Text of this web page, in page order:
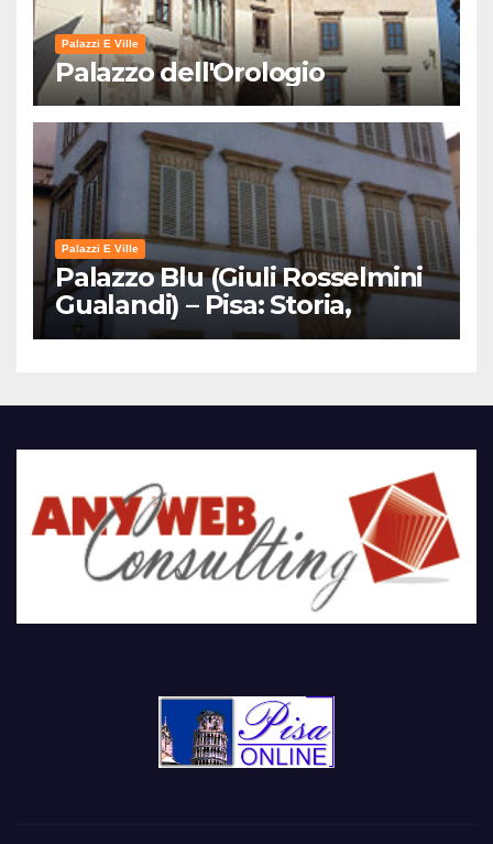
Palazzi E Ville
Palazzo dell'Orologio
Palazzi E Ville
Palazzo Blu (Giuli Rosselmini
Gualandi) – Pisa: Storia,
Mostre e Info Visita